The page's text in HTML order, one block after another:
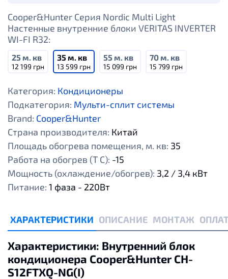
Cooper&Hunter Серия Nordic Multi Light
Настенные внутренние блоки VERITAS INVERTER
WI-FI R32:
25 м. кв
12 199 грн
35 м. кв
13 599 грн
55 м. кв
15 099 грн
70 м. кв
15 799 грн
Категория: Кондиционеры
Подкатегория: Мульти-сплит системы
Brand: Cooper&Hunter
Страна производителя: Китай
Площадь обогрева помещения, м. кв: 35
Работа на обогрев (Т С): -15
Мощность (охлаждение/обогрев): 3,2 / 3,4 кВт
Питание: 1 фаза - 220Вт
ХАРАКТЕРИСТИКИ ОПИСАНИЕ МОНТАЖ
Характеристики: Внутренний блок
кондиционера Cooper&Hunter CH-
S12FTXQ-NG(I)